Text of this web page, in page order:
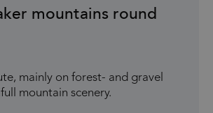
mountains round
mainly on forest- and gravel
mountain scenery.